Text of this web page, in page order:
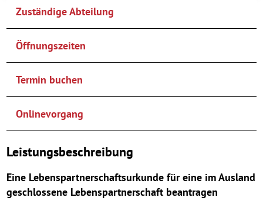
Zuständige Abteilung
Öffnungszeiten
Termin buchen
Onlinevorgang
Leistungsbeschreibung
Eine Lebenspartnerschaftsurkunde für eine im Ausland
geschlossene Lebenspartnerschaft beantragen